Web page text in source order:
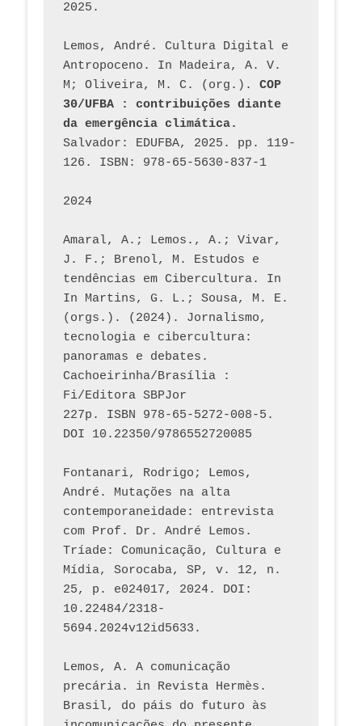
2025.
Lemos, André. Cultura Digital e
Antropoceno. In Madeira, A. V.
M; Oliveira, M. C. (org.). COP
30/UFBA : contribuições diante
da emergência climática.
Salvador: EDUFBA, 2025. pp. 119-
126. ISBN: 978-65-5630-837-1
2024
Amaral, A.; Lemos., A.; Vivar,
J. F.; Brenol, M. Estudos e
tendências em Cibercultura. In
In Martins, G. L.; Sousa, M. E.
(orgs.). (2024). Jornalismo,
tecnologia e cibercultura:
panoramas e debates.
Cachoeirinha/Brasília :
Fi/Editora SBPJor
227p. ISBN 978-65-5272-008-5.
DOI 10.22350/9786552720085
Fontanari, Rodrigo; Lemos,
André. Mutações na alta
contemporaneidade: entrevista
com Prof. Dr. André Lemos.
Tríade: Comunicação, Cultura e
Mídia, Sorocaba, SP, v. 12, n.
25, p. e024017, 2024. DOI:
10.22484/2318-
5694.2024v12id5633.
Lemos, A. A comunicação
precária. in Revista Hermès.
Brasil, do páis do futuro às